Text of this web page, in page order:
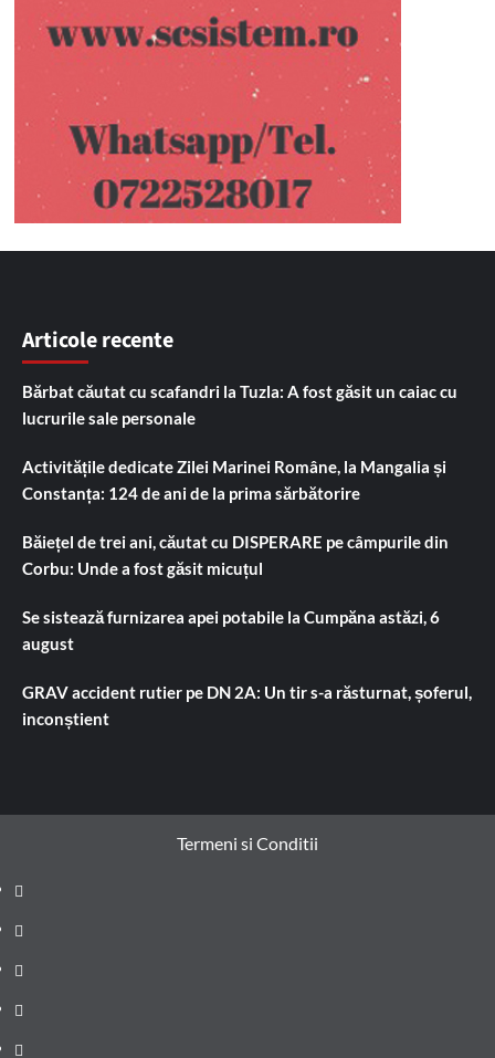
Articole recente
Bărbat căutat cu scafandri la Tuzla: A fost găsit un caiac cu
lucrurile sale personale
Activitățile dedicate Zilei Marinei Române, la Mangalia și
Constanța: 124 de ani de la prima sărbătorire
Băiețel de trei ani, căutat cu DISPERARE pe câmpurile din
Corbu: Unde a fost găsit micuțul
Se sistează furnizarea apei potabile la Cumpăna astăzi, 6
august
GRAV accident rutier pe DN 2A: Un tir s-a răsturnat, șoferul,
inconștient
Termeni si Conditii
Prima
pagină
Știri
de
ultima
Administrație
locală
Actualitate
Justiție